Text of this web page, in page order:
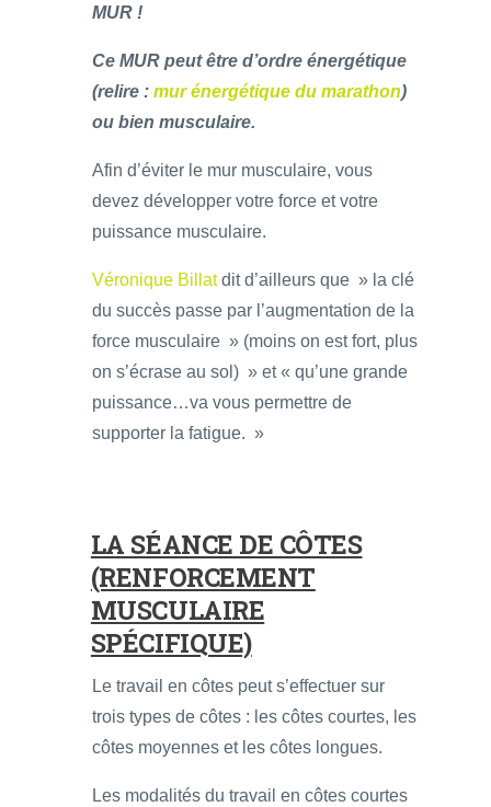
MUR !
Ce MUR peut être d’ordre énergétique
(relire : mur énergétique du marathon)
ou bien musculaire.
Afin d’éviter le mur musculaire, vous
devez développer votre force et votre
puissance musculaire.
Véronique Billatdit d’ailleurs que » la clé
du succès passe par l’augmentation de la
force musculaire » (moins on est fort, plus
on s’écrase au sol) » et « qu’une grande
puissance…va vous permettre de
supporter la fatigue. »
LA SÉANCE DE CÔTES
(RENFORCEMENT
MUSCULAIRE
SPÉCIFIQUE)
Le travail en côtes peut s’effectuer sur
trois types de côtes : les côtes courtes, les
côtes moyennes et les côtes longues.
Les modalités du travail en côtes courtes